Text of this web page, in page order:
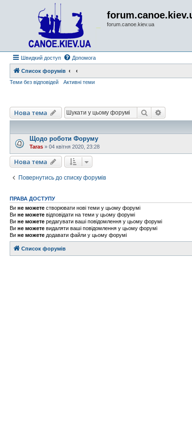
forum.canoe.kiev.ua
Швидкий доступ Допомога
Список форумів
Теми без відповідей
Активні теми
Нова тема Пошук
Щодо роботи Форуму
Taras » 04 квітня 2020, 23:28
Нова тема
Повернутись до списку форумів
ПРАВА ДОСТУПУ
Ви не можете створювати нові теми у цьому форумі
Ви не можете відповідати на теми у цьому форумі
Ви не можете редагувати ваші повідомлення у цьому форумі
Ви не можете видаляти ваші повідомлення у цьому форумі
Ви не можете додавати файли у цьому форумі
Список форумів